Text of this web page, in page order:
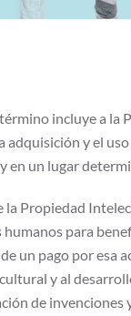
incluye a
y el
en un lugar
Propiedad
para
un pago por esa
y al
de